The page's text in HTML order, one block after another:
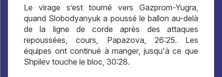
Le virage s’est tourné vers Gazprom-Yugra,
quand Slobodyanyuk a poussé le ballon au-delà
de la ligne de corde après des attaques
repoussées, cours, Papazova, 26:25. Les
équipes ont continué à manger, jusqu'à ce que
Shpilev touche le bloc, 30:28.